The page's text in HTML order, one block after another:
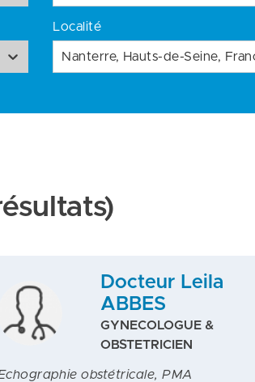
Localité
Docteur Leila
ABBES
GYNECOLOGUE &
OBSTETRICIEN
obstétricale, PMA